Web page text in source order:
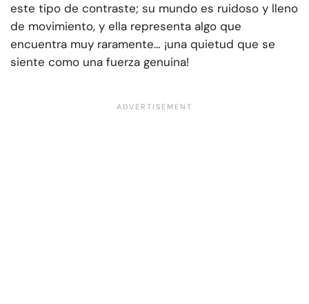
este tipo de contraste; su mundo es ruidoso y lleno
de movimiento, y ella representa algo que
encuentra muy raramente… ¡una quietud que se
siente como una fuerza genuina!